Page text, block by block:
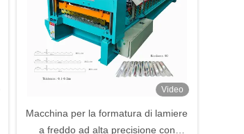
Video
Macchina per la formatura di lamiere
a freddo ad alta precisione con